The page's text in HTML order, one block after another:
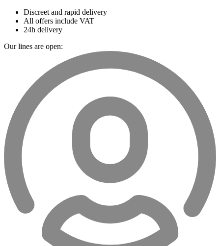
Discreet and rapid delivery
All offers include VAT
24h delivery
Our lines are open: